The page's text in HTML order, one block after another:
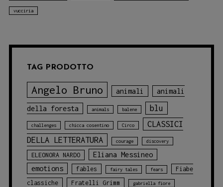
vucciria
TAG PRODOTTO
Angelo Bruno animali animali
della foresta animals balene blu
challenges chicca cosentino Circo
CLASSICI
DELLA LETTERATURA
courage discovery
ELEONORA NARDO
Eliana Messineo
emotions
fables fairy tales fears
Fiabe
classiche
Fratelli Grimm gabriella fiore